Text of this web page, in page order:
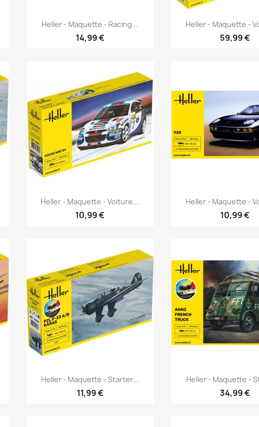
Aperçu rapide
Heller - Maquette - Racing...
14,99 €
Aperçu
Heller - Maquette -
59,99 €
Aperçu rapide
Heller - Maquette - Voiture...
10,99 €
Aperçu
Heller - Maquette -
10,99 €
Aperçu rapide
Heller - Maquette - Starter...
11,99 €
Aperçu
Heller - Maquette -
34,99 €